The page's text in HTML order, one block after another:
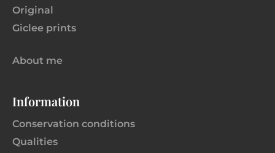
Original
Giclee prints
About me
Information
Conservation conditions
Qualities